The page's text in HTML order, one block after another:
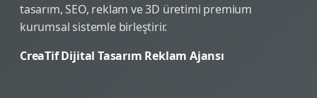
tasarım, SEO, reklam ve 3D üretimi premium
kurumsal sistemle birleştirir.
CreaTif Dijital Tasarım Reklam Ajansı